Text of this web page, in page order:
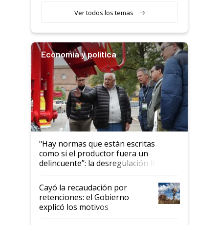
Ver todos los temas
Economía y política
"Hay normas que están escritas
como si el productor fuera un
delincuente”: la desregulación llegó
al Congreso Aapresid y hasta se
habló del financiamiento al IPCVA
Cayó la recaudación por
retenciones: el Gobierno
explicó los motivos